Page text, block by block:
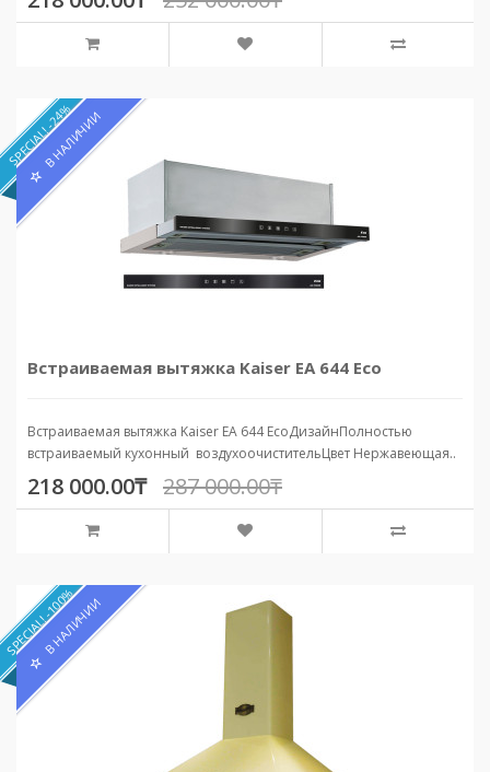
SPECIAL! -24%
В НАЛИЧИИ
Встраиваемая вытяжка Kaiser EA 644 Eco
Встраиваемая вытяжка Kaiser EA 644 EcoДизайнПолностью
встраиваемый кухонный воздухоочистительЦвет Нержавеющая..
218 000.00₸ 287 000.00₸
SPECIAL! -100%
В НАЛИЧИИ